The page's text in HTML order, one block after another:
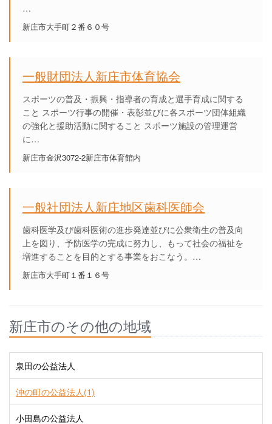
…
新庄市大手町２番６０号
一般財団法人新庄市体育協会
スポーツの普及・振興・指導者の育成と選手育成に関する
こと スポーツ行事の開催・表彰並びに各スポーツ団体組織
の強化と援助活動に関すること スポーツ施設の管理運営
に…
新庄市金沢3072-2新庄市体育館内
一般社団法人新庄地区歯科医師会
歯科医学及び歯科医術の進歩発達並びに公衆衛生の普及向
上を図り、予防医学の完成に努力し、もって社会の福祉を
増進することを目的とする事業をおこなう。…
新庄市大手町１番１６号
新庄市のその他の地域
泉田の公益法人
沖の町の公益法人(1)
小田島の公益法人